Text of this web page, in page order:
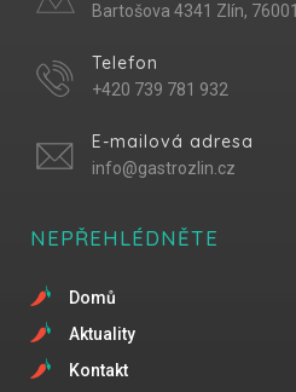
Bartošova 4341 Zlín, 76001
Telefon
+420 739 781 932
E-mailová adresa
info@gastrozlin.cz
NEPŘEHLÉDNĚTE
Domů
Aktuality
Kontakt